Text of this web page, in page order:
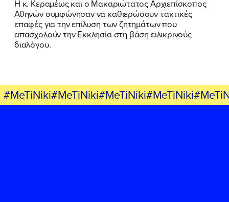
ΕΚΔΗΛΩΣΕΙΣ
ΝΕΑ
ΕΛΑ ΚΙ ΕΣΥ
FB IN TW YT LN VB TIKTOK
Η κ. Κεραμέως και ο Μακαριώτατος Αρχιεπίσκοπος
Αθηνών συμφώνησαν να καθιερώσουν τακτικές
επαφές για την επίλυση των ζητημάτων που
απασχολούν την Εκκλησία στη βάση ειλικρινούς
διαλόγου.